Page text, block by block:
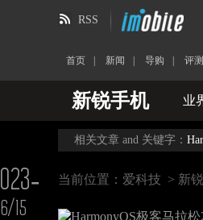
RSS
首页 新闻 导购 评测
新锐手机 业
15
相关文章 and 关键字：
当前位置： 爱科技 > 新